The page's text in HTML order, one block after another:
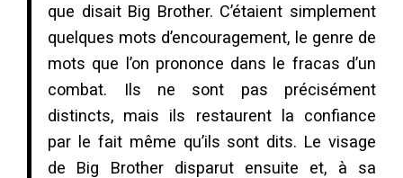
que disait Big Brother. C’étaient simplement
quelques mots d’encouragement, le genre de
mots que l’on prononce dans le fracas d’un
combat. Ils ne sont pas précisément
distincts, mais ils restaurent la confiance
par le fait même qu’ils sont dits. Le visage
de Big Brother disparut ensuite et, à sa